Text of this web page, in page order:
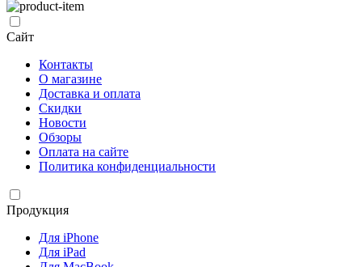
Сайт
Контакты
О магазине
Доставка и оплата
Скидки
Новости
Обзоры
Оплата на сайте
Политика конфиденциальности
Продукция
Для iPhone
Для iPad